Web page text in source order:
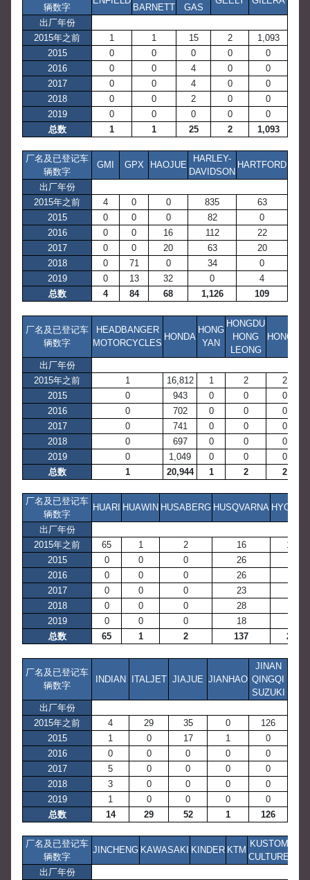
辆数字
BARNETT
GAS
出厂年份
2015年之前
1 1 15 2
1,093
2015
0 0 0 0
0
2016
0 0 4 0
0
2017
0 0 4 0
0
2018
0 0 2 0
0
2019
0 0 0 0
0
总数
1 1 25 2 1,093
厂名及已登记车
辆数字
GMI GPX HAOJUE
HARLEY-
DAVIDSON
HARTFORD
出厂年份
2015年之前
4 0 0 835
63
2015
0 0 0 82
0
2016
0 0 16 112
22
2017
0 0 20 63
20
2018
0 71 0 34
0
2019
0 13 32 0
4
总数
4 84 68 1,126 109
厂名及已登记车
辆数字
HEADBANGER
MOTORCYCLES
HONDA
HONG
YAN
HONGDU
HONG
LEONG
HONGYI
出厂年份
2015年之前
1 16,812 1 2
2
2015
0 943 0 0
0
2016
0 702 0 0
0
2017
0 741 0 0
0
2018
0 697 0 0
0
2019
0 1,049 0 0
0
总数
1 20,944 1 2 2
厂名及已登记车
辆数字
HUARI HUAWIN HUSABERG HUSQVARNA
出厂年份
2015年之前
65 1 2 16
187
2015
0 0 0 26
2016
0 0 0 26
2017
0 0 0 23
2018
0 0 0 28
2019
0 0 0 18
总数
65 1 2 137 257
厂名及已登记车
辆数字
INDIAN ITALJET JIAJUE JIANHAO
JINAN
QINGQI
SUZUKI
出厂年份
2015年之前
4 29 35 0
126
2015
1 0 17 1
0
2016
0 0 0 0
0
2017
5 0 0 0
0
2018
3 0 0 0
0
2019
1 0 0 0
0
总数
14 29 52 1 126
厂名及已登记车
辆数字
JINCHENG KAWASAKI KINDER KTM
KUSTOM
CULTURE
出厂年份